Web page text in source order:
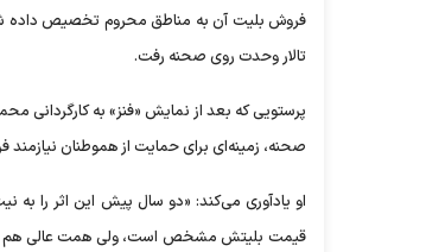
تالار وحدت روی صحنه رفت.
پرستویی که بعد از نمایش «فنز» به کارگردانی
صحنه، زمینه‌ای برای حمایت از هموطنان نیازمند
او یادآوری می‌کند: «دو سال پیش این اثر را به
قیمت بلیتش مشخص است، ولی همت عالی هم هست